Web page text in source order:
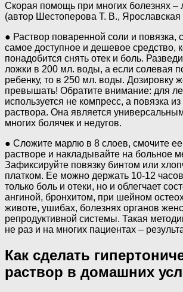
Скорая помощь при многих болезнях –
(автор Шестоперова Т. В., Ярославская
● Раствор поваренной соли и повязка,
самое доступное и дешевое средство,
понадобится снять отек и боль.
ложки в 200 мл. воды, а если солевая
ребенку, то в 250 мл. воды. Дозировку
превышать! Обратите внимание: для
используется не компресс, а повязка
раствора. Она является
многих болячек и недугов.
● Сложите марлю в 8 слоев, смочите
растворе и накладывайте на больное
Зафиксируйте повязку бинтом или
платком. Ее можно держать 10-12
только боль и отеки, но и облегчает
ангиной, бронхитом, при шейном
животе, ушибах, болезнях органов
репродуктивной системы. Такая
не раз и на многих пациентах –
Как сделать
раствор в домашних